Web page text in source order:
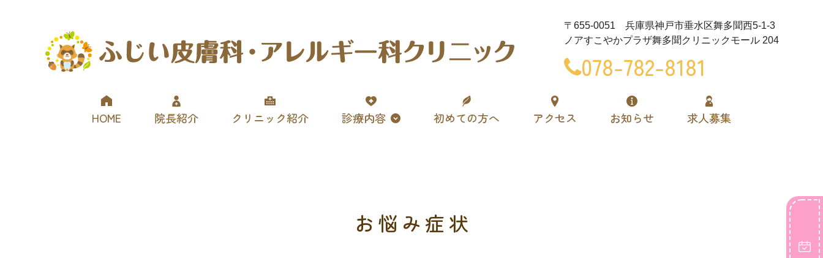
ふじい皮膚科・アレルギー科クリニック
078-782-8181
〒655-0051 兵庫県神戸市垂水区舞多聞西5-1-3
ノアすこやかプラザ舞多聞クリニックモール 204
HOME 院長紹介 クリニック紹介 診療内容 初めての方へ アクセス お知らせ 求人募集
お悩み症状